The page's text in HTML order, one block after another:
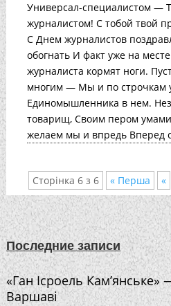
Универсал-специалистом —
журналистом! С тобой твой
С Днем журналистов
обогнать И факт уже на
журналиста кормят ноги.
многим — Мы и по строчкам
Единомышленника в нем.
товарищ, Своим пером
желаем мы и впредь Вперед
Сторінка 6 з 6 « Перша «
Последние записи
«Ган Ісроель Кам’янське»
Варшаві